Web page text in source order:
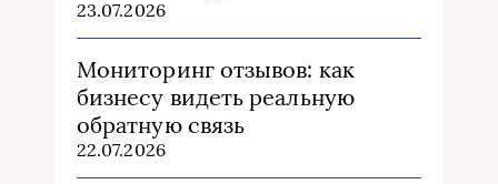
23.07.2026
Мониторинг отзывов: как
бизнесу видеть реальную
обратную связь
22.07.2026